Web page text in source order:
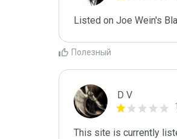
Listed on Joe Wein's
Полезный
D V
This site is currently